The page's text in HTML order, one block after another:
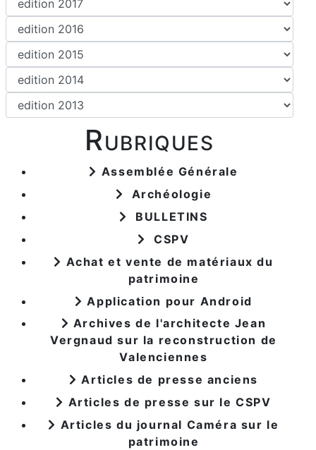
Rubriques
Assemblée Générale
Archéologie
BULLETINS
CSPV
Achat et vente de matériaux du
patrimoine
Application pour Android
Archives de l'architecte Jean
Vergnaud sur la reconstruction de
Valenciennes
Articles de presse anciens
Articles de presse sur le CSPV
Articles du journal Caméra sur le
patrimoine